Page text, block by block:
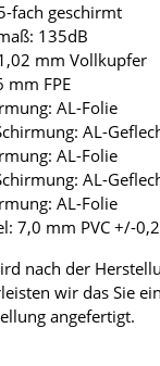
fach geschirmt
135dB
mm Vollkupfer
mm FPE
AL-Folie
AL-
AL-Folie
AL-
AL-Folie
7,0 mm PVC +/-0,2
nach der
wir das Sie
angefertigt.